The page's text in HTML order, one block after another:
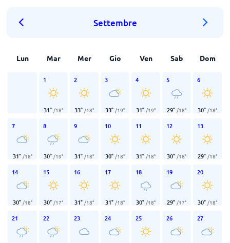
Settembre
Lun Mar Mer Gio Ven Sab Dom
1
31° /18°
2
33° /18°
3
33° /19°
4
31° /19°
5
29° /18°
6
30° /18°
7
31° /18°
8
30° /19°
9
31° /18°
10
30° /18°
11
31° /18°
12
30° /18°
13
29° /18°
14
30° /18°
15
30° /17°
16
31° /18°
17
31° /18°
18
30° /18°
19
29° /17°
20
30° /18°
21 22 23 24 25 26 27